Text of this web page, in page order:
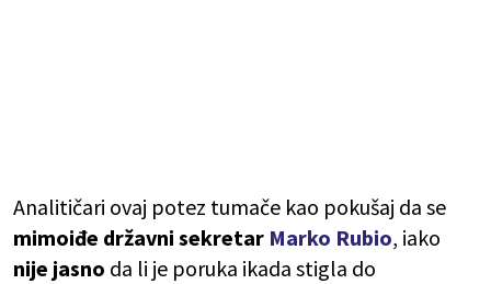
Analitičari ovaj potez tumače kao pokušaj da se
mimoiđe državni sekretar Marko Rubio, iako
nije jasno da li je poruka ikada stigla do